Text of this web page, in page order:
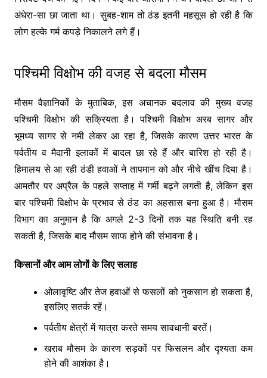
अंधेरा-सा छा जाता था। सुबह-शाम तो ठंड इतनी महसूस हो रही है कि
लोग हल्के गर्म कपड़े निकालने लगे हैं।
पश्चिमी विक्षोभ की वजह से बदला मौसम
मौसम वैज्ञानिकों के मुताबिक, इस अचानक बदलाव की मुख्य वजह
पश्चिमी विक्षोभ की सक्रियता है। पश्चिमी विक्षोभ अरब सागर और
भूमध्य सागर से नमी लेकर आ रहा है, जिसके कारण उत्तर भारत के
पर्वतीय व मैदानी इलाकों में बादल छा रहे हैं और बारिश हो रही है।
हिमालय से आ रही ठंडी हवाओं ने तापमान को और नीचे खींच दिया है।
आमतौर पर अप्रैल के पहले सप्ताह में गर्मी बढ़ने लगती है, लेकिन इस
बार पश्चिमी विक्षोभ के प्रभाव से ठंड का अहसास बना हुआ है। मौसम
विभाग का अनुमान है कि अगले 2-3 दिनों तक यह स्थिति बनी रह
सकती है, जिसके बाद मौसम साफ होने की संभावना है।
किसानों और आम लोगों के लिए सलाह
ओलावृष्टि और तेज हवाओं से फसलों को नुकसान हो सकता है,
इसलिए सतर्क रहें।
पर्वतीय क्षेत्रों में यात्रा करते समय सावधानी बरतें।
खराब मौसम के कारण सड़कों पर फिसलन और दृश्यता कम
होने की आशंका है।